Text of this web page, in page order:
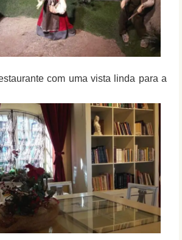
com uma vista linda para a